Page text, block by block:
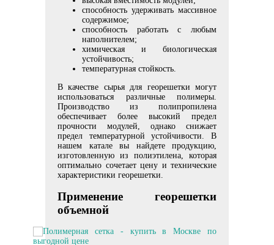
способность удерживать массивное
содержимое;
способность работать с любым
наполнителем;
химическая и биологическая
устойчивость;
температурная стойкость.
В качестве сырья для георешетки могут
использоваться различные полимеры.
Производство из полипропилена
обеспечивает более высокий предел
прочности модулей, однако снижает
предел температурной устойчивости. В
нашем катале вы найдете продукцию,
изготовленную из полиэтилена, которая
оптимально сочетает цену и технические
характеристики георешетки.
Применение георешетки
объемной